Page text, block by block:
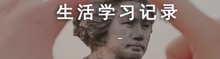
生活学习记录